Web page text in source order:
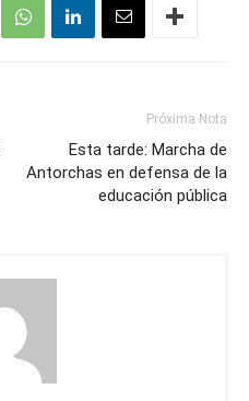
Próxima Nota
Esta tarde: Marcha de
Antorchas en defensa de la
educación pública